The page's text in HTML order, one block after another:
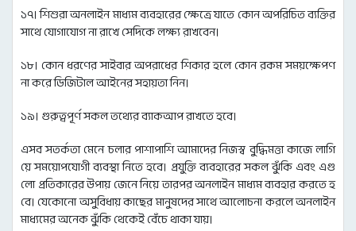
১৭। শিশুরা অনলাইন মাধ্যম ব্যবহারের ক্ষেত্রে যাতে কোন অপরিচিত ব্যক্তির
সাথে যোগাযোগ না রাখে সেদিকে লক্ষ্য রাখবেন।
১৮। কোন ধরণের সাইবার অপরাধের শিকার হলে কোন রকম সময়ক্ষেপণ
না করে ডিজিটাল আইনের সহায়তা নিন।
১৯। গুরুত্বপূর্ণ সকল তথ্যের ব্যাকআপ রাখতে হবে।
এসব সতর্কতা মেনে চলার পাশাপাশি আমাদের নিজস্ব বুদ্ধিমত্তা কাজে লাগি
য়ে সময়োপযোগী ব্যবস্থা নিতে হবে। প্রযুক্তি ব্যবহারের সকল ঝুঁকি এবং এগু
লো প্রতিকারের উপায় জেনে নিয়ে তারপর অনলাইন মাধ্যম ব্যবহার করতে হ
বে। যেকোনো অসুবিধায় কাছের মানুষদের সাথে আলোচনা করলে অনলাইন
মাধ্যমের অনেক ঝুঁকি থেকেই বেঁচে থাকা যায়।